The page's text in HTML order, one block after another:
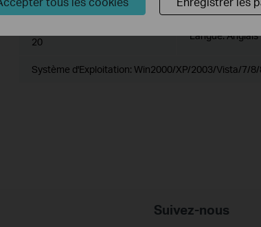
USB_Printer_Controller_Utility_Windows
20
Langue:Anglais
Système d'Exploitation: Win2000/XP/2003/Vista/7/
Suivez-nous